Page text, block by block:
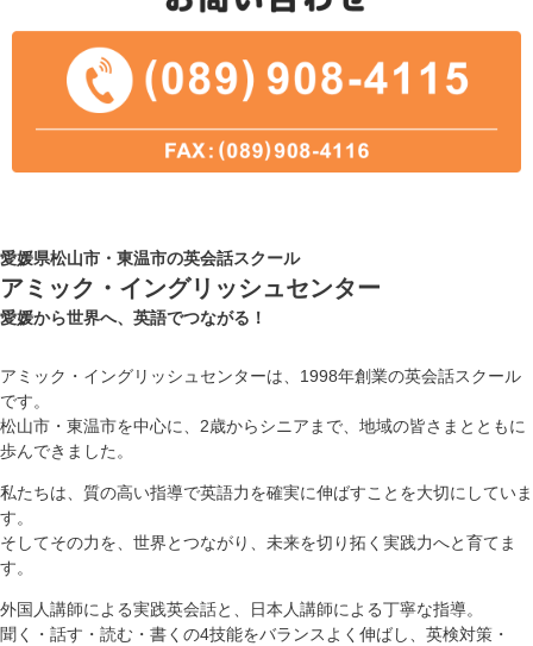
愛媛県松山市・東温市の英会話スクール
アミック・イングリッシュセンター
愛媛から世界へ、英語でつながる！
アミック・イングリッシュセンターは、1998年創業の英会話スクール
です。
松山市・東温市を中心に、2歳からシニアまで、地域の皆さまとともに
歩んできました。
私たちは、質の高い指導で英語力を確実に伸ばすことを大切にしていま
す。
そしてその力を、世界とつながり、未来を切り拓く実践力へと育てま
す。
外国人講師による実践英会話と、日本人講師による丁寧な指導。
聞く・話す・読む・書くの4技能をバランスよく伸ばし、英検対策・